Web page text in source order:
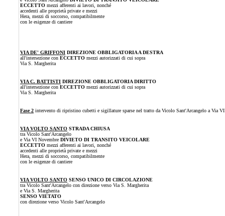
ECCETTO mezzi afferenti ai lavori, nonché
accedenti alle proprietà private e mezzi
Hera, mezzi di soccorso, compatibilmente
con le esigenze di cantiere
VIA DE' GRIFFONI DIREZIONE OBBLIGATORIA A DESTRA
all'intersezione con ECCETTO mezzi autorizzati di cui sopra
Via S. Margherita
VIA C. BATTISTI DIREZIONE OBBLIGATORIA DIRITTO
all'intersezione con ECCETTO mezzi autorizzati di cui sopra
Via S. Margherita
Fase 2 intervento di ripristino cubetti e sigillature sparse nel tratto da Vicolo Sant'Arcangelo a Via
VIA VOLTO SANTO STRADA CHIUSA
tra Vicolo Sant'Arcangelo
e Via VI Novembre DIVIETO DI TRANSITO VEICOLARE
ECCETTO mezzi afferenti ai lavori, nonché
accedenti alle proprietà private e mezzi
Hera, mezzi di soccorso, compatibilmente
con le esigenze di cantiere
VIA VOLTO SANTO SENSO UNICO DI CIRCOLAZIONE
tra Vicolo Sant'Arcangelo con direzione verso Via S. Margherita
e Via S. Margherita
SENSO VIETATO
con direzione verso Vicolo Sant'Arcangelo